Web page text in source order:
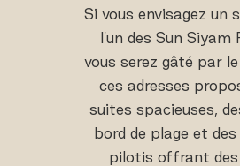
Si vous envisagez un
l'un des Sun Siyam
vous serez gâté par
ces adresses
suites spacieuses,
bord de plage et
pilotis offrant des